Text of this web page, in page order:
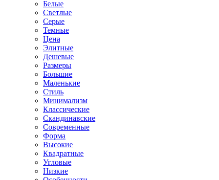
Белые
Светлые
Серые
Темные
Цена
Элитные
Дешевые
Размеры
Большие
Маленькие
Стиль
Минимализм
Классические
Скандинавские
Современные
Форма
Высокие
Квадратные
Угловые
Низкие